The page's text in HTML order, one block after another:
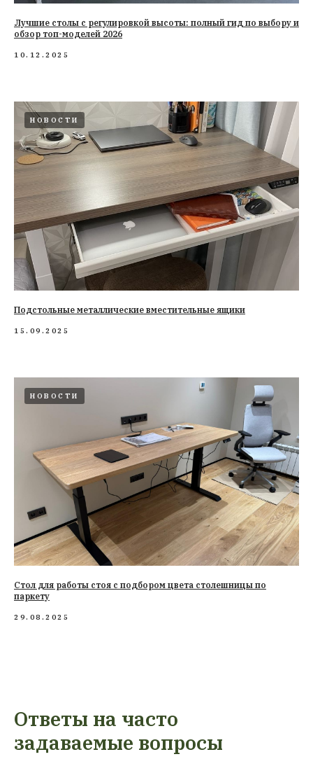
Лучшие столы с регулировкой высоты: полный гид по выбору и
обзор топ-моделей 2026
10.12.2025
НОВОСТИ
Подстольные металлические вместительные ящики
15.09.2025
НОВОСТИ
Стол для работы стоя с подбором цвета столешницы по
паркету
29.08.2025
Ответы на часто
задаваемые вопросы